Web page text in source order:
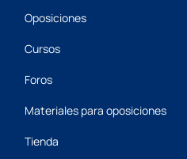
Oposiciones
Cursos
Foros
Materiales para oposiciones
Tienda